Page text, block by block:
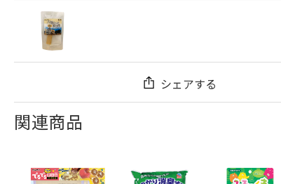
シェアする
関連商品